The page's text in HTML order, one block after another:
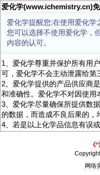
爱化学(www.ichemistry.cn)免
爱化学提醒您:在使用爱化学
您可以选择不使用爱化学，
内容的认可。
1、爱化学尊重并保护所有用
可，爱化学不会主动泄露给第
2、爱化学提供的产品供应商
和准确性。爱化学不对因使
3、爱化学尽量确保所提供数
的数据，而造成不良后果的
4、若是以上化学品信息有误
《
网络